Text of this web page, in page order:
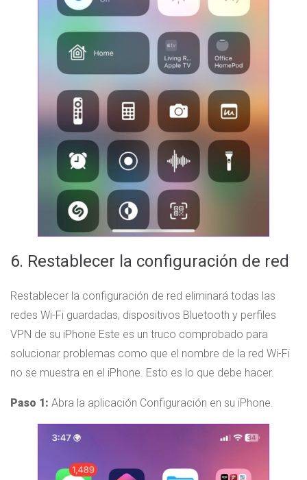
6. Restablecer la configuración de red
Restablecer la configuración de red eliminará todas las
redes Wi-Fi guardadas, dispositivos Bluetooth y perfiles
VPN de su iPhone Este es un truco comprobado para
solucionar problemas como que el nombre de la red Wi-Fi
no se muestra en el iPhone. Esto es lo que debe hacer.
Paso 1: Abra la aplicación Configuración en su iPhone.